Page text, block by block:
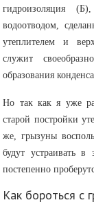
гидроизоляция
водоотводом,
утеплителем и
служит
образования
Но так как я уже
старой постройки
же, грызуны
будут устраивать
постепенно
Как бороться с